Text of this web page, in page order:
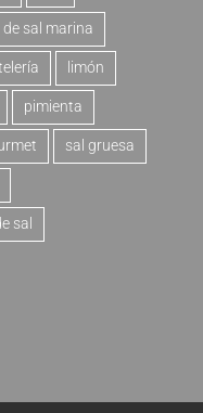
sal marina
limón
pimienta
sal gruesa
sal